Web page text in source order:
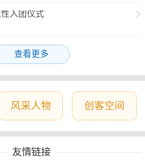
入团仪式
查看更多
风采人物 创客空间
友情链接